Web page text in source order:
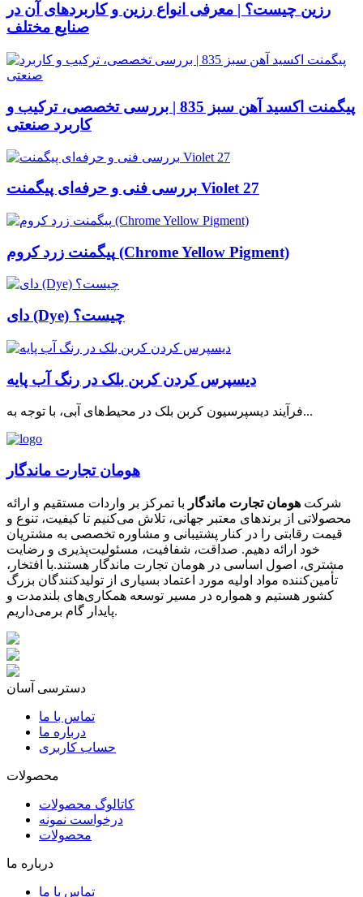
رزین چیست؟ | معرفی انواع رزین و کاربردهای آن در
صنایع مختلف
پیگمنت اکسید آهن سبز 835 | بررسی تخصصی، ترکیب و
کاربرد صنعتی
بررسی فنی و حرفه‌ای پیگمنت Violet 27
پیگمنت زرد کروم (Chrome Yellow Pigment)
دای (Dye) چیست؟
دیسپرس کردن کربن بلک در رنگ آب پایه
فرآیند دیسپرسیون کربن بلک در محیط‌های آبی، با توجه به...
هومان تجارت ماندگار
شرکت هومان تجارت ماندگار با تمرکز بر واردات مستقیم و ارائه
محصولاتی از برندهای معتبر جهانی، تلاش می‌کنیم تا کیفیت، تنوع و
قیمت رقابتی را در کنار پشتیبانی و مشاوره تخصصی به مشتریان
خود ارائه دهیم. صداقت، شفافیت، مسئولیت‌پذیری و رضایت
مشتری، اصول اساسی در هومان تجارت ماندگار هستند.با افتخار،
تأمین‌کننده مواد اولیه مورد اعتماد بسیاری از تولیدکنندگان بزرگ
کشور هستیم و همواره در مسیر توسعه همکاری‌های بلندمدت و
پایدار گام برمی‌داریم.
دسترسی آسان
تماس با ما
درباره ما
حساب کاربری
محصولات
کاتالوگ محصولات
درخواست نمونه
محصولات
درباره ما
تماس با ما